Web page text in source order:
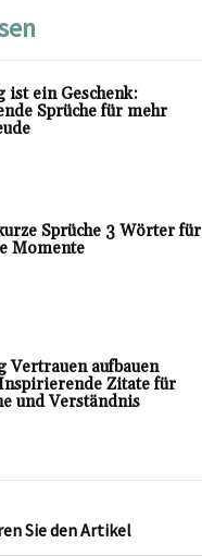
ist ein Geschenk:
Sprüche für mehr
Sprüche 3 Wörter für
Momente
Vertrauen aufbauen
Zitate für
und Verständnis
Sie den Artikel